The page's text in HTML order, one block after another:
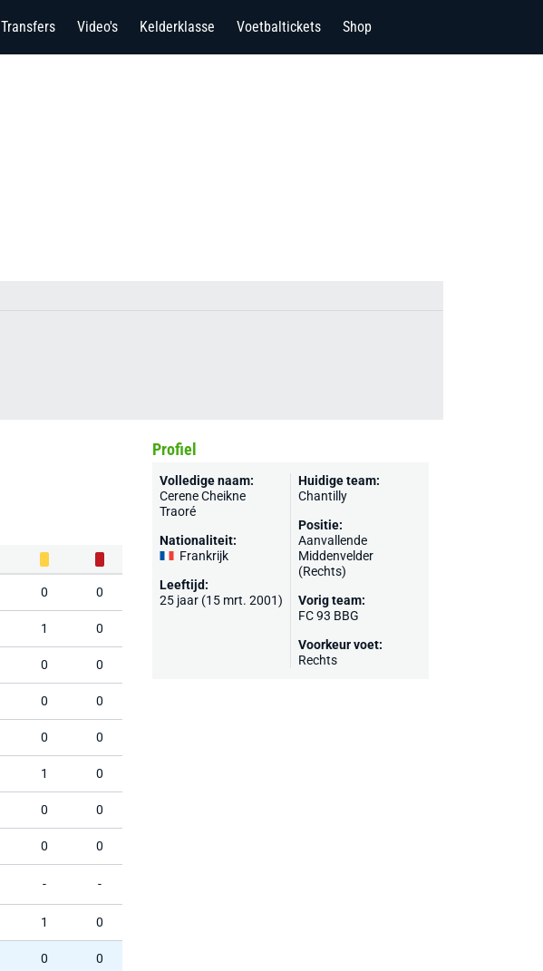
Transfers Video's Kelderklasse Voetbaltickets Shop
0 0
1 0
0 0
0 0
0 0
1 0
0 0
0 0
- -
1 0
0 0
Profiel
Volledige naam:
Cerene Cheikne
Traoré
Nationaliteit:
Frankrijk
Leeftijd:
25 jaar (15 mrt. 2001)
Huidige team:
Chantilly
Positie:
Aanvallende
Middenvelder
(Rechts)
Vorig team:
FC 93 BBG
Voorkeur voet:
Rechts